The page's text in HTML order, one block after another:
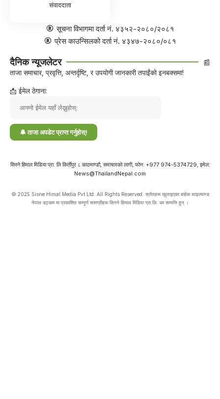
संवाददाता
सूचना विभागमा दर्ता नं. ४३५२-२०८०/२०८१
प्रेस काउन्सिलको दर्ता नं. ४३४७-२०८०/०८१
दैनिक न्यूजलेटर 📰
ताजा समाचार, प्रवृत्ति, अन्तर्दृष्टि, र उपयोगी जानकारी तपाईंको इनबक्समा!
📩 ईमेल ठेगाना:
सिस्ने हिमाल मिडिया प्रा. लि किर्तीपुर ८ काठमाण्डौ, समाचारको लागी, फोन: +977 974-5374729, इमेल:
News@ThailandNepal.com
© 2025 Sisne Himal Media Pvt.Ltd. All Rights Reserved. स्रोतहरू खुलाइएका बाहेक थाइल्याण्ड
नेपाल डट्कम मा प्रकाशित सम्पूर्ण सामग्रीहरू सिस्ने हिमाल मिडिया प्रा.लि. का सम्पत्ति हुन् ।